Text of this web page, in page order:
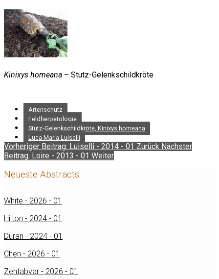
Kinixys homeana – Stutz-Gelenkschildkröte
Artenschutz
Feldherpetologie
Stutz-Gelenkschildkröte, Kinixys homeana
Luca Maria Luiselli
Vorheriger Beitrag: Luiselli - 2014 - 01 Zurück Nächster
Beitrag: Loire - 2013 - 01 Weiter
Neueste Abstracts
White - 2026 - 01
Hilton - 2024 - 01
Duran - 2024 - 01
Chen - 2026 - 01
Zehtabvar - 2026 - 01